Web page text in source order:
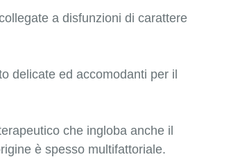
a disfunzioni di carattere
delicate ed accomodanti per il
che ingloba anche il
è spesso multifattoriale.